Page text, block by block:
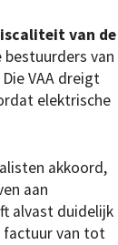
van de
van
VAA dreigt
elektrische
akkoord,
aan
alvast duidelijk
factuur van tot